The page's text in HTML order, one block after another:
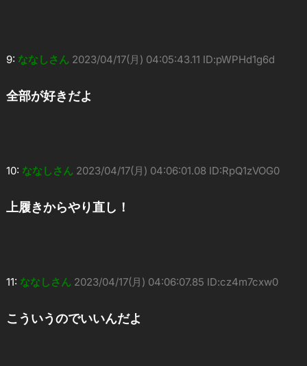
9: ななしさん 2023/04/17(月) 04:05:43.11 ID:pWPHd1g6d
全部が好きだよ
10: ななしさん 2023/04/17(月) 04:06:01.08 ID:RpQ1zVOG0
上履きからやり直し！
11: ななしさん 2023/04/17(月) 04:06:07.85 ID:cz4m7cxw0
こういうのでいいんだよ